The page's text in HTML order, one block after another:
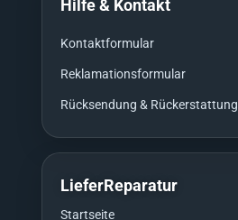
Hilfe & Kontakt
Kontaktformular
Reklamationsformular
Rücksendung & Rückerstattung
LieferReparatur
Startseite